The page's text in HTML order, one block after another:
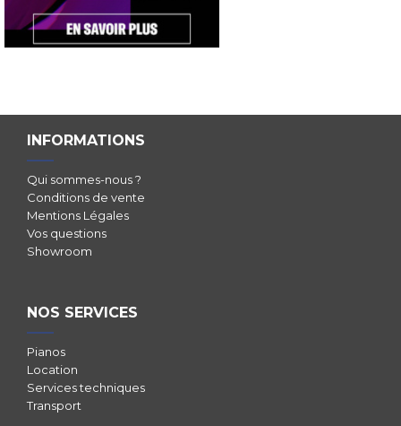
INFORMATIONS
Qui sommes-nous ?
Conditions de vente
Mentions Légales
Vos questions
Showroom
NOS SERVICES
Pianos
Location
Services techniques
Transport